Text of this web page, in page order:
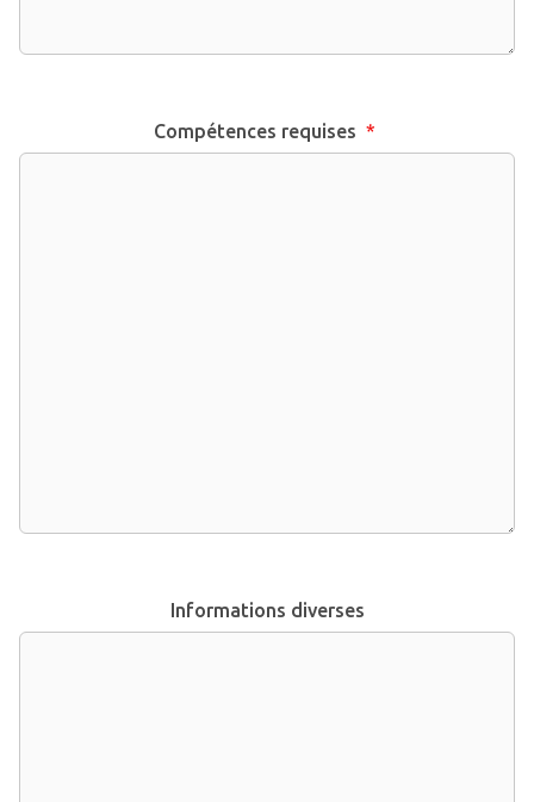
Compétences requises *
Informations diverses